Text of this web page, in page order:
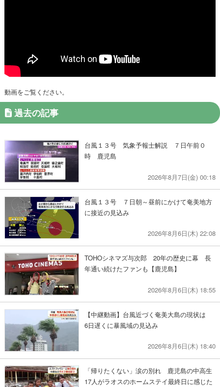
動画をご覧ください。
過去の記事
台風１３号 気象予報士解説 ７日午前０
時 鹿児島
2026年8月7日(金) 00:18
台風１３号 ７日朝～昼前にかけて奄美地方
に接近の見込み
2026年8月6日(木) 22:08
TOHOシネマズ与次郎 20年の歴史に幕 長
年通い続けたファンも【鹿児島】
2026年8月6日(木) 18:55
【中継動画】台風近づく奄美大島の現状は
6日遅くに暴風域の見込み
2026年8月6日(木) 18:40
「帰りたくない」涙の別れ 鹿児島の中高生
17人がラオスのホームステイ最終日に感じた